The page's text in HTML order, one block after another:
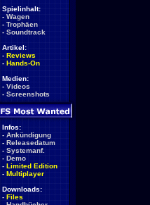
Spielinhalt:
- Wagen
- Trophäen
- Soundtrack
Artikel:
- Reviews
- Hands-On
Medien:
- Videos
- Screenshots
Infos:
- Ankündigung
- Releasedatum
- Systemanf.
- Demo
- Limited Edition
- Multiplayer
Downloads:
- Files